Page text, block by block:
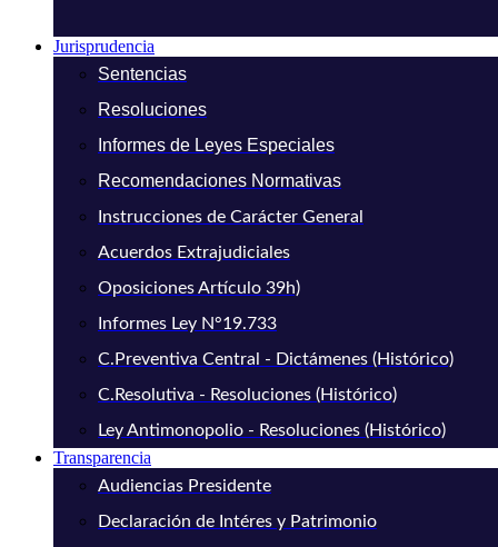
Jurisprudencia
Sentencias
Resoluciones
Informes de Leyes Especiales
Recomendaciones Normativas
Instrucciones de Carácter General
Acuerdos Extrajudiciales
Oposiciones Artículo 39h)
Informes Ley N°19.733
C.Preventiva Central - Dictámenes (Histórico)
C.Resolutiva - Resoluciones (Histórico)
Ley Antimonopolio - Resoluciones (Histórico)
Transparencia
Audiencias Presidente
Declaración de Intéres y Patrimonio